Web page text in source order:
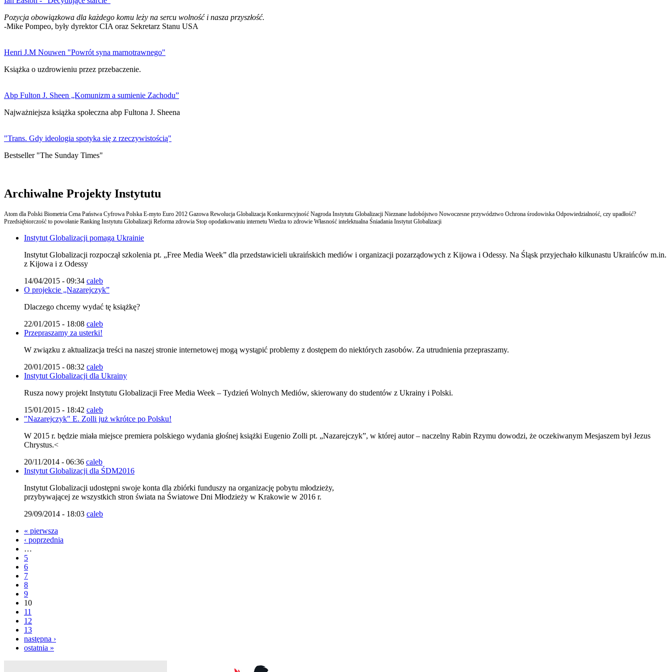
Pozycja obowiązkowa dla każdego komu leży na sercu wolność i nasza przyszłość.
-Mike Pompeo, były dyrektor CIA oraz Sekretarz Stanu USA
Henri J.M Nouwen "Powrót syna marnotrawnego"
Książka o uzdrowieniu przez przebaczenie.
Abp Fulton J. Sheen „Komunizm a sumienie Zachodu”
Najważniejsza książka społeczna abp Fultona J. Sheena
"Trans. Gdy ideologia spotyka się z rzeczywistością"
Bestseller "The Sunday Times"
Archiwalne Projekty Instytutu
Atom dla Polski Biometria Cena Państwa Cyfrowa Polska E-myto Euro 2012 Gazowa Rewolucja Globalizacja Konkurencyjność Nagroda Instytutu Globalizacji Nieznane ludobójstwo Nowoczesne przywództwo Ochrona środowiska Odpowiedzialność, czy upadłość?
Przedsiębiorczość to powołanie Ranking Instytutu Globalizacji Reforma zdrowia Stop opodatkowaniu internetu Wiedza to zdrowie Własność intelektualna Śniadania Instytut Globalizacji
Instytut Globalizacji pomaga Ukrainie
Instytut Globalizacji rozpoczął szkolenia pt. „Free Media Week” dla przedstawicieli ukraińskich mediów i organizacji pozarządowych z Kijowa i Odessy. Na Śląsk przyjechało kilkunastu Ukraińców m.in.
z Kijowa i z Odessy
14/04/2015 - 09:34 caleb
O projekcie „Nazarejczyk”
Dlaczego chcemy wydać tę książkę?
22/01/2015 - 18:08 caleb
Przepraszamy za usterki!
W związku z aktualizacja treści na naszej stronie internetowej mogą wystąpić problemy z dostępem do niektórych zasobów. Za utrudnienia przepraszamy.
20/01/2015 - 08:32 caleb
Instytut Globalizacji dla Ukrainy
Rusza nowy projekt Instytutu Globalizacji Free Media Week – Tydzień Wolnych Mediów, skierowany do studentów z Ukrainy i Polski.
15/01/2015 - 18:42 caleb
"Nazarejczyk" E. Zolli już wkrótce po Polsku!
W 2015 r. będzie miała miejsce premiera polskiego wydania głośnej książki Eugenio Zolli pt. „Nazarejczyk”, w której autor – naczelny Rabin Rzymu dowodzi, że oczekiwanym Mesjaszem był Jezus
Chrystus.<
20/11/2014 - 06:36 caleb
Instytut Globalizacji dla ŚDM2016
Instytut Globalizacji udostępni swoje konta dla zbiórki funduszy na organizację pobytu młodzieży,
przybywającej ze wszystkich stron świata na Światowe Dni Młodzieży w Krakowie w 2016 r.
29/09/2014 - 18:03 caleb
« pierwsza
‹ poprzednia
…
5
6
7
8
9
10
11
12
13
następna ›
ostatnia »